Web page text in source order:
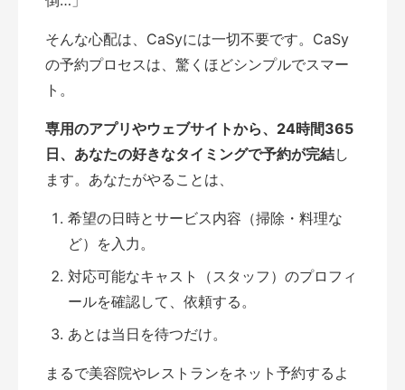
そんな心配は、CaSyには一切不要です。CaSy
の予約プロセスは、驚くほどシンプルでスマー
ト。
専用のアプリやウェブサイトから、24時間365
日、あなたの好きなタイミングで予約が完結し
ます。あなたがやることは、
希望の日時とサービス内容（掃除・料理な
ど）を入力。
対応可能なキャスト（スタッフ）のプロフィ
ールを確認して、依頼する。
あとは当日を待つだけ。
まるで美容院やレストランをネット予約するよ